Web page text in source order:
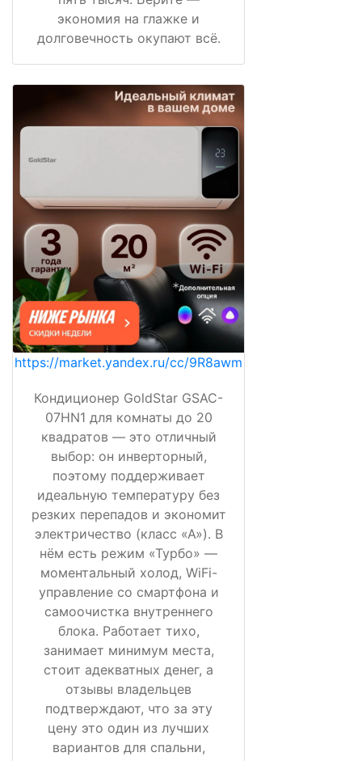
экономия на глажке и
долговечность окупают всё.
https://market.yandex.ru/cc/9R8awm
Кондиционер GoldStar GSAC-
07HN1 для комнаты до 20
квадратов — это отличный
выбор: он инверторный,
поэтому поддерживает
идеальную температуру без
резких перепадов и экономит
электричество (класс «А»). В
нём есть режим «Турбо» —
моментальный холод, WiFi-
управление со смартфона и
самоочистка внутреннего
блока. Работает тихо,
занимает минимум места,
стоит адекватных денег, а
отзывы владельцев
подтверждают, что за эту
цену это один из лучших
вариантов для спальни,